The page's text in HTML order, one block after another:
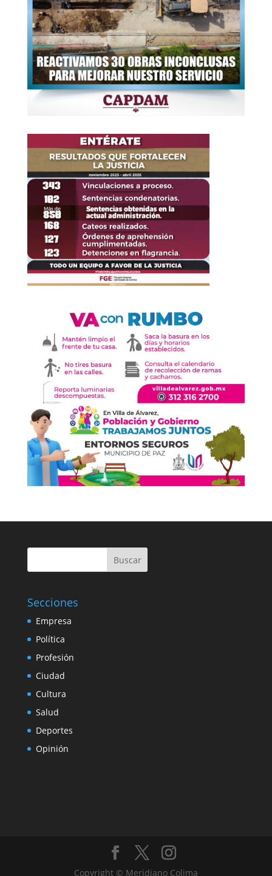
Buscar
Secciones
Empresa
Política
Profesión
Ciudad
Cultura
Salud
Deportes
Opinión
Copyright © Meridiano Colima